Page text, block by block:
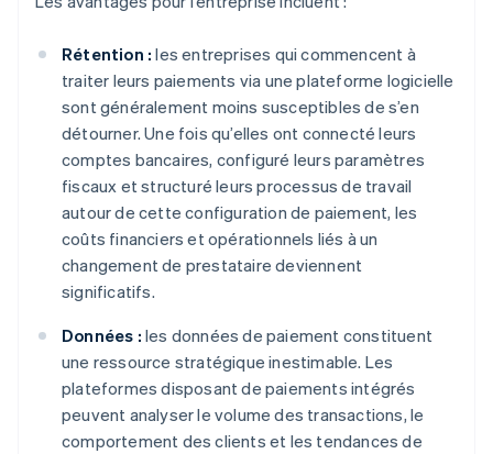
Rétention : les entreprises qui commencent à
traiter leurs paiements via une plateforme logicielle
sont généralement moins susceptibles de s’en
détourner. Une fois qu’elles ont connecté leurs
comptes bancaires, configuré leurs paramètres
fiscaux et structuré leurs processus de travail
autour de cette configuration de paiement, les
coûts financiers et opérationnels liés à un
changement de prestataire deviennent
significatifs.
Données : les données de paiement constituent
une ressource stratégique inestimable. Les
plateformes disposant de paiements intégrés
peuvent analyser le volume des transactions, le
comportement des clients et les tendances de